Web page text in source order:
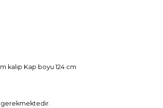
kalıp Kap boyu 124 cm
gerekmektedir.